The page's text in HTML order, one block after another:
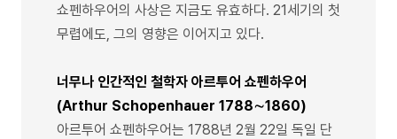
쇼펜하우어의 사상은 지금도 유효하다. 21세기의 첫
무렵에도, 그의 영향은 이어지고 있다.
너무나 인간적인 철학자 아르투어 쇼펜하우어
(Arthur Schopenhauer 1788∼1860)
아르투어 쇼펜하우어는 1788년 2월 22일 독일 단